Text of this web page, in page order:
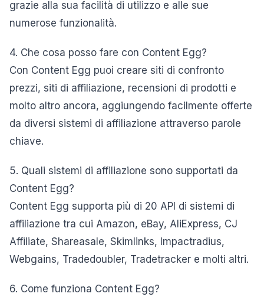
grazie alla sua facilità di utilizzo e alle sue
numerose funzionalità.
4. Che cosa posso fare con Content Egg?
Con Content Egg puoi creare siti di confronto
prezzi, siti di affiliazione, recensioni di prodotti e
molto altro ancora, aggiungendo facilmente offerte
da diversi sistemi di affiliazione attraverso parole
chiave.
5. Quali sistemi di affiliazione sono supportati da
Content Egg?
Content Egg supporta più di 20 API di sistemi di
affiliazione tra cui Amazon, eBay, AliExpress, CJ
Affiliate, Shareasale, Skimlinks, Impactradius,
Webgains, Tradedoubler, Tradetracker e molti altri.
6. Come funziona Content Egg?